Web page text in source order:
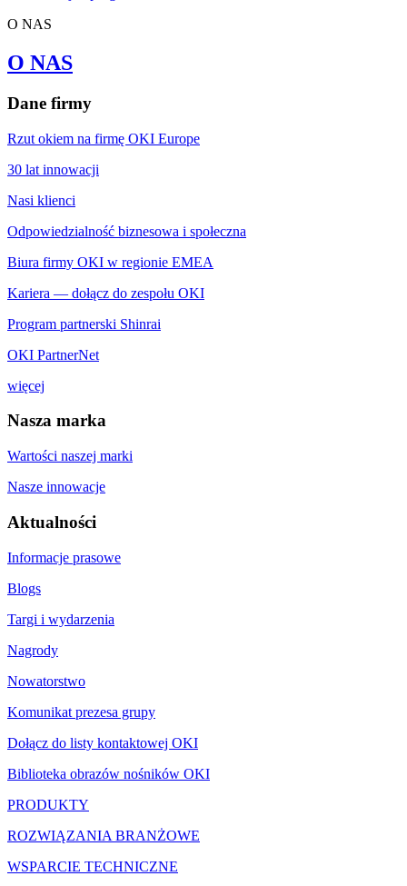
O NAS
O NAS
Dane firmy
Rzut okiem na firmę OKI Europe
30 lat innowacji
Nasi klienci
Odpowiedzialność biznesowa i społeczna
Biura firmy OKI w regionie EMEA
Kariera — dołącz do zespołu OKI
Program partnerski Shinrai
OKI PartnerNet
więcej
Nasza marka
Wartości naszej marki
Nasze innowacje
Aktualności
Informacje prasowe
Blogs
Targi i wydarzenia
Nagrody
Nowatorstwo
Komunikat prezesa grupy
Dołącz do listy kontaktowej OKI
Biblioteka obrazów nośników OKI
PRODUKTY
ROZWIĄZANIA BRANŻOWE
WSPARCIE TECHNICZNE